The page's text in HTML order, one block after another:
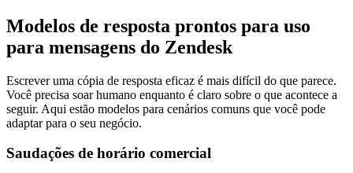
Modelos de resposta prontos para uso
para mensagens do Zendesk
Escrever uma cópia de resposta eficaz é mais difícil do que parece.
Você precisa soar humano enquanto é claro sobre o que acontece a
seguir. Aqui estão modelos para cenários comuns que você pode
adaptar para o seu negócio.
Saudações de horário comercial